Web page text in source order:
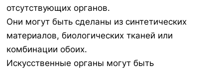
отсутствующих органов.
Они могут быть сделаны из синтетических
материалов, биологических тканей или
комбинации обоих.
Искусственные органы могут быть